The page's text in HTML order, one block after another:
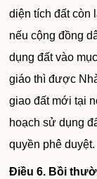
diện tích đất còn
nếu cộng đồng
dụng đất vào
giáo thì được
giao đất mới tại
hoạch sử dụng
quyền phê duyệt.
Điều 6. Bồi